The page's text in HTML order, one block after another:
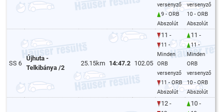
versenyző
9 - ORB
Abszolút
versenyző
10 - ORB
Abszolút
SS 6
Újhuta -
Telkibánya /2
25.15km 14:47.2 102.05
11 -
11 -
Minden
ORB
versenyző
11 - ORB
Abszolút
11 -
11 -
Minden
ORB
versenyző
10 - ORB
Abszolút
12 - 10 -